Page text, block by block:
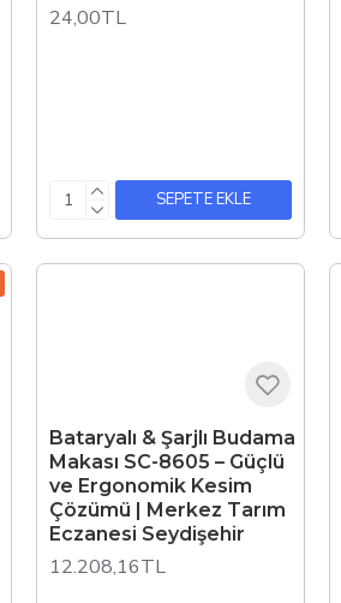
24,00TL
SEPETE EKLE
Bataryalı & Şarjlı Budama
Makası SC-8605 – Güçlü
ve Ergonomik Kesim
Çözümü | Merkez Tarım
Eczanesi Seydişehir
12.208,16TL